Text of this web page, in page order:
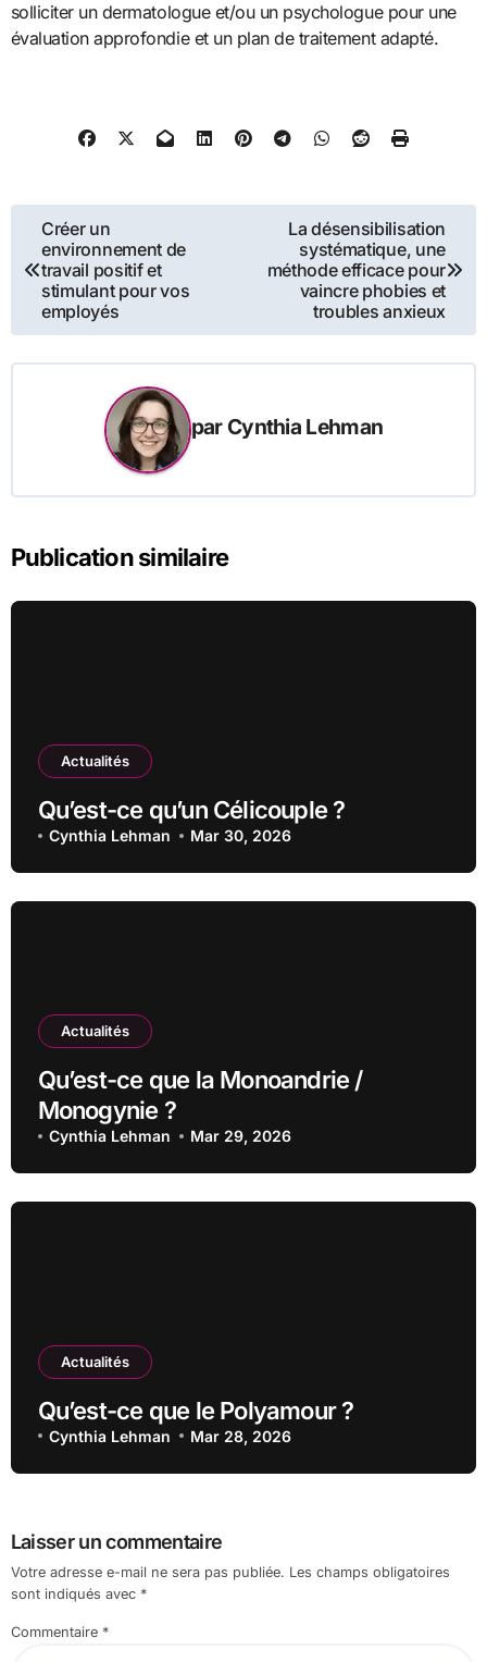
solliciter un dermatologue et/ou un psychologue pour une
évaluation approfondie et un plan de traitement adapté.
Navigation
de
l’article
Créer un
environnement de
travail positif et
stimulant pour vos
employés
La désensibilisation
systématique, une
méthode efficace pour
vaincre phobies et
troubles anxieux
par Cynthia Lehman
Publication similaire
Actualités
Qu’est-ce qu’un Célicouple ?
Cynthia Lehman Mar 30, 2026
Actualités
Qu’est-ce que la Monoandrie /
Monogynie ?
Cynthia Lehman Mar 29, 2026
Actualités
Qu’est-ce que le Polyamour ?
Cynthia Lehman Mar 28, 2026
Laisser un commentaire
Votre adresse e-mail ne sera pas publiée. Les champs obligatoires
sont indiqués avec *
Commentaire *